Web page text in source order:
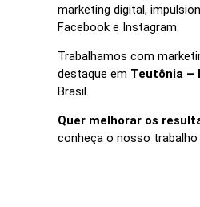
marketing digital,
Facebook e Instagram.
Trabalhamos com
destaque em Teutônia –
Brasil.
Quer melhorar os
conheça o nosso